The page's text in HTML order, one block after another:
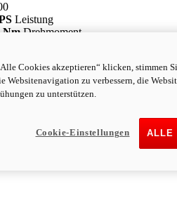
Leistung
Nm Drehmoment
Cookies akzeptieren“ klicken, stimmen
Websitenavigation zu verbessern, die
zu unterstützen.
ALLE
Cookie-Einstellungen